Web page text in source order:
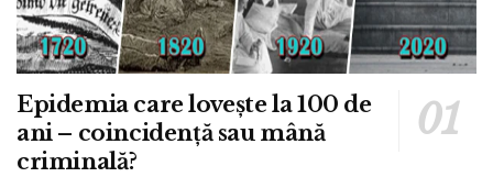
Epidemia care lovește la 100 de
ani – coincidență sau mână
criminală?